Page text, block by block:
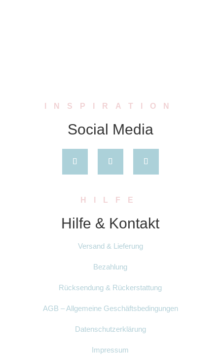
INSPIRATION
Social Media
HILFE
Hilfe & Kontakt
Versand & Lieferung
Bezahlung
Rücksendung & Rückerstattung
AGB – Allgemeine Geschäftsbedingungen
Datenschutzerklärung
Impressum